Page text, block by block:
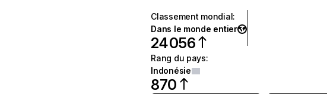
Classement mondial:
Dans le monde entier
24 056
Rang du pays:
Indonésie
870